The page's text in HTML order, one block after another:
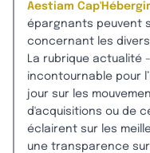
Aestiam
épargnants peuvent
concernant les
La rubrique actualité
incontournable pour
jour sur les
d'acquisitions ou de
éclairent sur les
une transparence